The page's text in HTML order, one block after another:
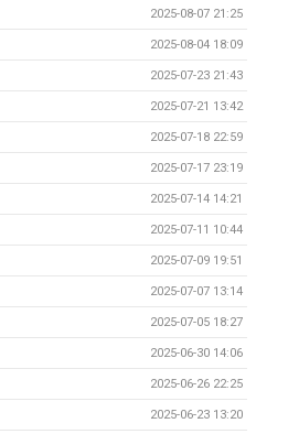
2025-08-07 21:25
2025-08-04 18:09
2025-07-23 21:43
2025-07-21 13:42
2025-07-18 22:59
2025-07-17 23:19
2025-07-14 14:21
2025-07-11 10:44
2025-07-09 19:51
2025-07-07 13:14
2025-07-05 18:27
2025-06-30 14:06
2025-06-26 22:25
2025-06-23 13:20